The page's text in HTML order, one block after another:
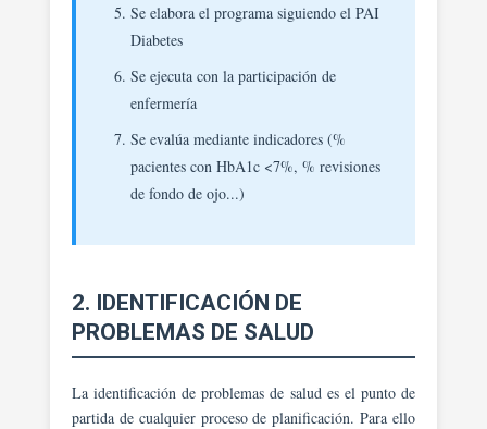
Se elabora el programa siguiendo el PAI
Diabetes
Se ejecuta con la participación de
enfermería
Se evalúa mediante indicadores (%
pacientes con HbA1c <7%, % revisiones
de fondo de ojo...)
2. IDENTIFICACIÓN DE
PROBLEMAS DE SALUD
La identificación de problemas de salud es el punto de
partida de cualquier proceso de planificación. Para ello